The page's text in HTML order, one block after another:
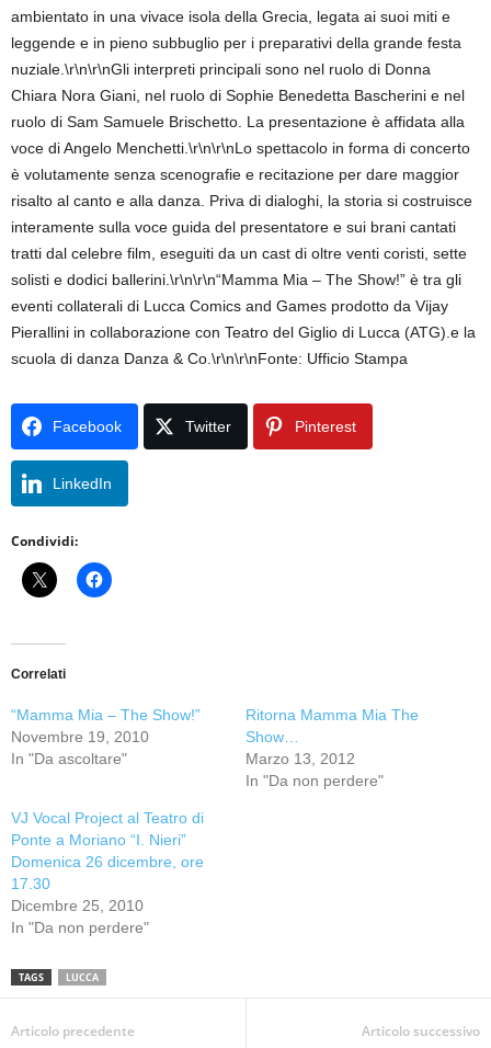
ambientato in una vivace isola della Grecia, legata ai suoi miti e
leggende e in pieno subbuglio per i preparativi della grande festa
nuziale.\r\n\r\nGli interpreti principali sono nel ruolo di Donna
Chiara Nora Giani, nel ruolo di Sophie Benedetta Bascherini e nel
ruolo di Sam Samuele Brischetto. La presentazione è affidata alla
voce di Angelo Menchetti.\r\n\r\nLo spettacolo in forma di concerto
è volutamente senza scenografie e recitazione per dare maggior
risalto al canto e alla danza. Priva di dialoghi, la storia si costruisce
interamente sulla voce guida del presentatore e sui brani cantati
tratti dal celebre film, eseguiti da un cast di oltre venti coristi, sette
solisti e dodici ballerini.\r\n\r\n“Mamma Mia – The Show!” è tra gli
eventi collaterali di Lucca Comics and Games prodotto da Vijay
Pierallini in collaborazione con Teatro del Giglio di Lucca (ATG).e la
scuola di danza Danza & Co.\r\n\r\nFonte: Ufficio Stampa
Facebook Twitter Pinterest
LinkedIn
Condividi:
Correlati
“Mamma Mia – The Show!”
Novembre 19, 2010
In "Da ascoltare"
Ritorna Mamma Mia The
Show…
Marzo 13, 2012
In "Da non perdere"
VJ Vocal Project al Teatro di
Ponte a Moriano “I. Nieri”
Domenica 26 dicembre, ore
17.30
Dicembre 25, 2010
In "Da non perdere"
TAGS LUCCA
Articolo precedente Articolo successivo